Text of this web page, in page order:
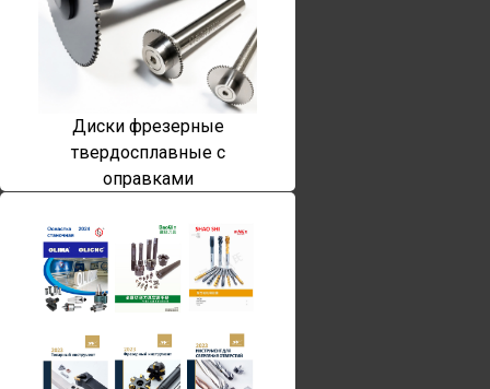
Диски фрезерные
твердосплавные с
оправками